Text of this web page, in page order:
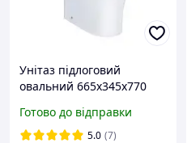
Унітаз підлоговий
овальний 665х345х770
close/Quick relase Mixxus
700037
Готово до відправки
5.0 (7)